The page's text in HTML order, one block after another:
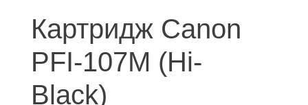
Картридж Canon
PFI-107M (Hi-
Black)